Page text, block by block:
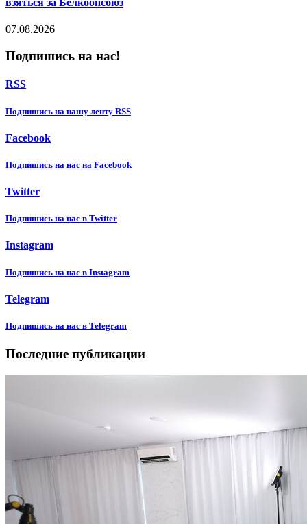
взяться за Белкоопсоюз
07.08.2026
Подпишись на нас!
RSS
Подпишиcь на нашу ленту RSS
Facebook
Подпишиcь на нас на Facebook
Twitter
Подпишиcь на нас в Twitter
Instagram
Подпишиcь на нас в Instagram
Telegram
Подпишиcь на нас в Telegram
Последние публикации